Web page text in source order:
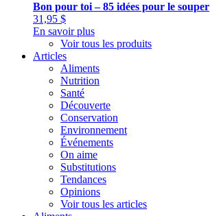
Bon pour toi – 85 idées pour le souper
31,95 $
En savoir plus
Voir tous les produits
Articles
Aliments
Nutrition
Santé
Découverte
Conservation
Environnement
Événements
On aime
Substitutions
Tendances
Opinions
Voir tous les articles